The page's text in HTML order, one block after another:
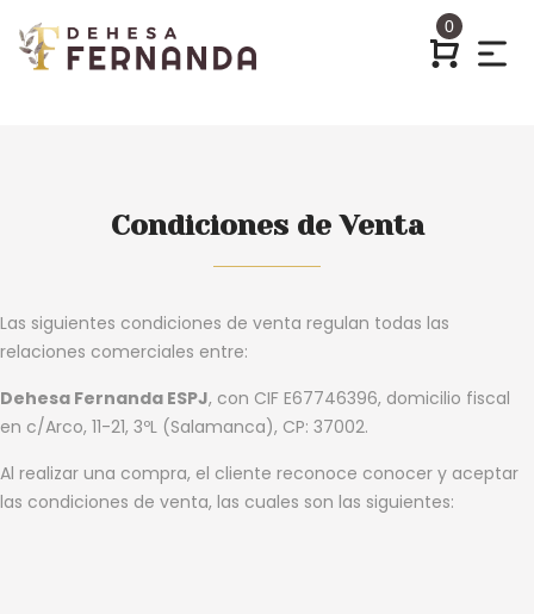
0
Condiciones de Venta
Las siguientes condiciones de venta regulan todas las
relaciones comerciales entre:
Dehesa Fernanda ESPJ, con CIF E67746396, domicilio fiscal
en c/Arco, 11-21, 3ºL (Salamanca), CP: 37002.
Al realizar una compra, el cliente reconoce conocer y aceptar
las condiciones de venta, las cuales son las siguientes: